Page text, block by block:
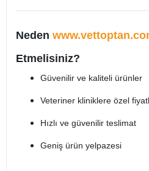
Neden
Etmelisiniz?
Güvenilir ve kaliteli ürünler
Veteriner kliniklere özel
Hızlı ve güvenilir teslimat
Geniş ürün yelpazesi